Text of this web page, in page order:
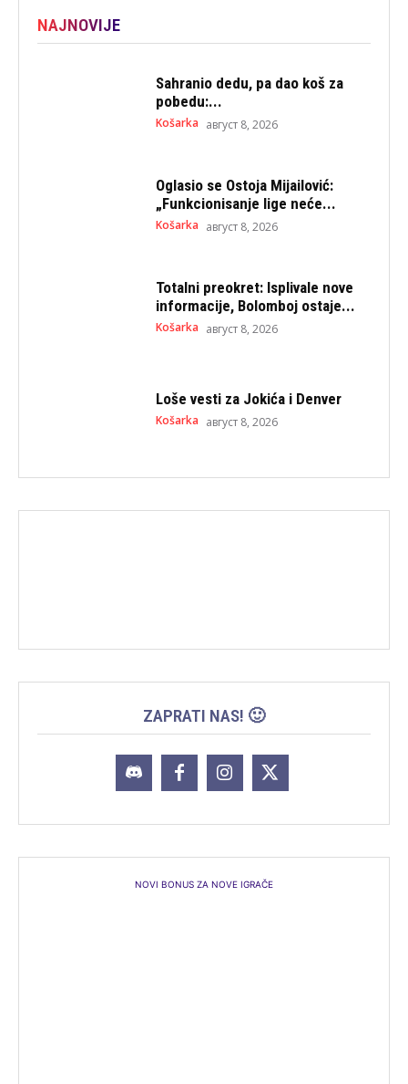
NAJNOVIJE
Sahranio dedu, pa dao koš za
pobedu:...
Košarka август 8, 2026
Oglasio se Ostoja Mijailović:
„Funkcionisanje lige neće...
Košarka август 8, 2026
Totalni preokret: Isplivale nove
informacije, Bolomboj ostaje...
Košarka август 8, 2026
Loše vesti za Jokića i Denver
Košarka август 8, 2026
ZAPRATI NAS! 🙂
NOVI BONUS ZA NOVE IGRAČE